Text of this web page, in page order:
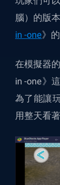
腦）的版
in -one》
在模擬器
in -one》
為了能讓
用整天看